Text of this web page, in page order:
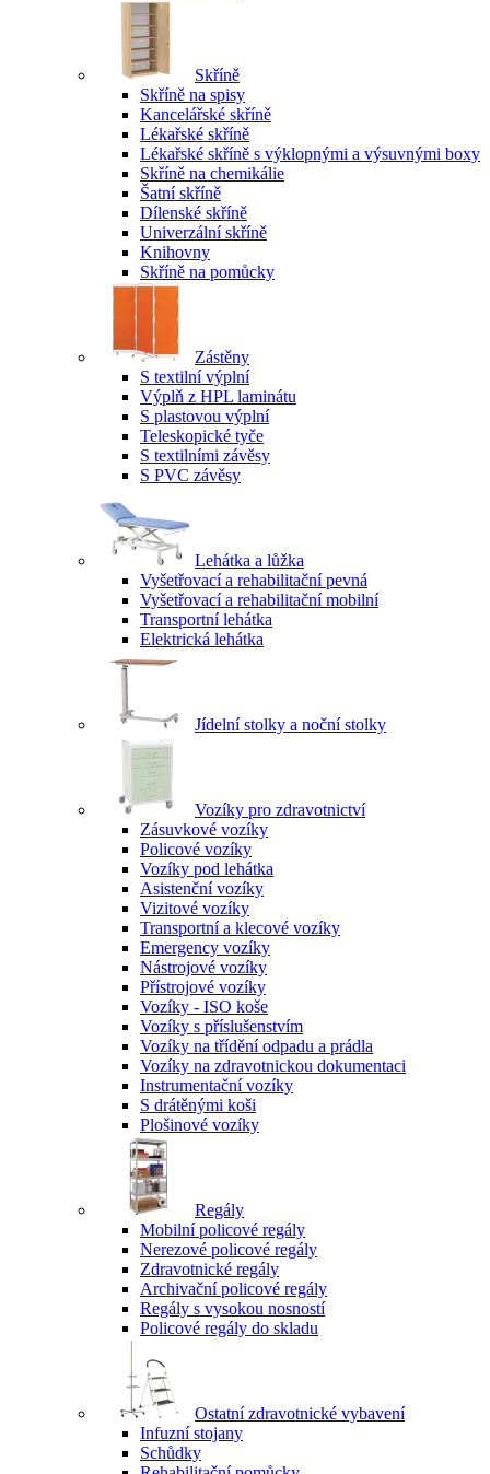
Skříně
Skříně na spisy
Kancelářské skříně
Lékařské skříně
Lékařské skříně s výklopnými a výsuvnými boxy
Skříně na chemikálie
Šatní skříně
Dílenské skříně
Univerzální skříně
Knihovny
Skříně na pomůcky
Zástěny
S textilní výplní
Výplň z HPL laminátu
S plastovou výplní
Teleskopické tyče
S textilními závěsy
S PVC závěsy
Lehátka a lůžka
Vyšetřovací a rehabilitační pevná
Vyšetřovací a rehabilitační mobilní
Transportní lehátka
Elektrická lehátka
Jídelní stolky a noční stolky
Vozíky pro zdravotnictví
Zásuvkové vozíky
Policové vozíky
Vozíky pod lehátka
Asistenční vozíky
Vizitové vozíky
Transportní a klecové vozíky
Emergency vozíky
Nástrojové vozíky
Přístrojové vozíky
Vozíky - ISO koše
Vozíky s příslušenstvím
Vozíky na třídění odpadu a prádla
Vozíky na zdravotnickou dokumentaci
Instrumentační vozíky
S drátěnými koši
Plošinové vozíky
Regály
Mobilní policové regály
Nerezové policové regály
Zdravotnické regály
Archivační policové regály
Regály s vysokou nosností
Policové regály do skladu
Ostatní zdravotnické vybavení
Infuzní stojany
Schůdky